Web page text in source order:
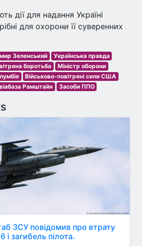
дії для надання Україні
для охорони її суверенних
Зеленський
Українська правда
боротьба
Міністр оборони
Військово-повітряні сили США
Рамштайн Засоби ППО
ЗСУ повідомив про втрату
і загибель пілота.